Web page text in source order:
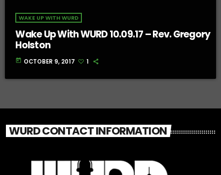
WAKE UP WITH WURD
Wake Up With WURD 10.09.17 – Rev. Gregory
Holston
today OCTOBER 9, 2017 1
WURD CONTACT INFORMATION